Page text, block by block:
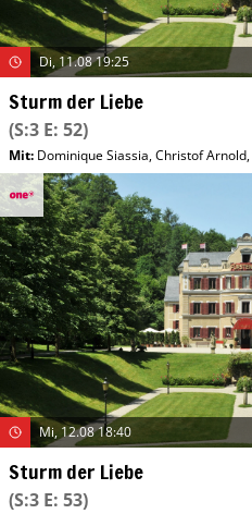
Di, 11.08 19:25
Sturm der Liebe
(S:3 E: 52)
Mit: Dominique Siassia,Christof Arnold,
Mi, 12.08 18:40
Sturm der Liebe
(S:3 E: 53)